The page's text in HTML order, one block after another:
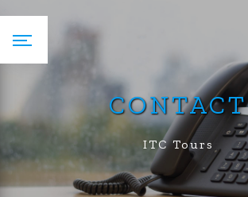
CONTACT
ITC Tours